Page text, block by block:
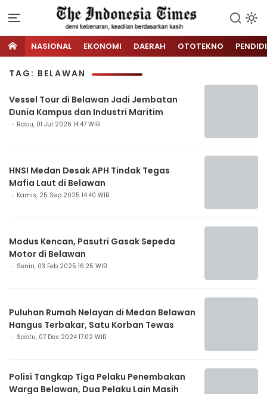
NASIONAL EKONOMI DAERAH OTOTEKNO
TAG: BELAWAN
Vessel Tour di Belawan Jadi Jembatan
Dunia Kampus dan Industri Maritim
Rabu, 01 Jul 2026 14:47 WIB
HNSI Medan Desak APH Tindak Tegas
Mafia Laut di Belawan
Kamis, 25 Sep 2025 14:40 WIB
Modus Kencan, Pasutri Gasak Sepeda
Motor di Belawan
Senin, 03 Feb 2025 16:25 WIB
Puluhan Rumah Nelayan di Medan Belawan
Hangus Terbakar, Satu Korban Tewas
Sabtu, 07 Des 2024 17:02 WIB
Polisi Tangkap Tiga Pelaku Penembakan
Warga Belawan, Dua Pelaku Lain Masih